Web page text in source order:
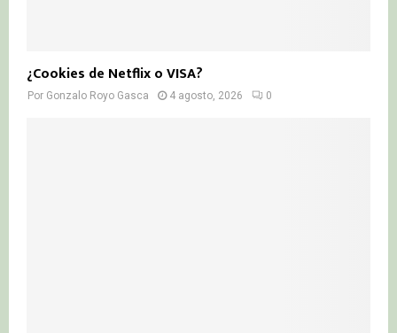
¿Cookies de Netflix o VISA?
Por Gonzalo Royo Gasca 4 agosto, 2026 0